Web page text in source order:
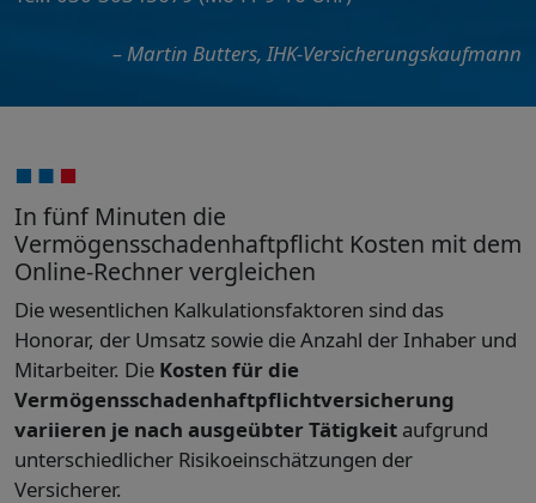
– Martin Butters, IHK-Versicherungskaufmann
In fünf Minuten die
Vermögensschadenhaftpflicht Kosten mit dem
Online-Rechner vergleichen
Die wesentlichen Kalkulationsfaktoren sind das
Honorar, der Umsatz sowie die Anzahl der Inhaber und
Mitarbeiter. Die Kosten für die
Vermögensschadenhaftpflichtversicherung
variieren je nach ausgeübter Tätigkeit aufgrund
unterschiedlicher Risikoeinschätzungen der
Versicherer.